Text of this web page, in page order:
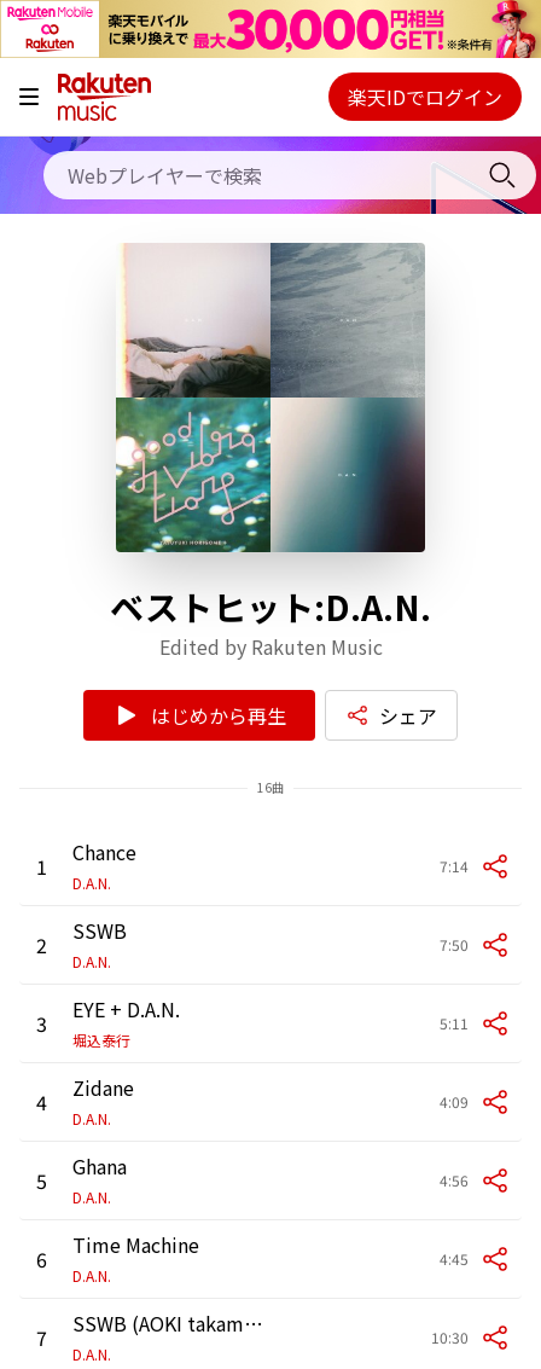
キャンペーン
料金プラン
使い方
Webプレイヤー
ご契約内容の確認・変更
楽天IDでログイン
ベストヒット:D.A.N.
Edited by Rakuten Music
はじめから再生 シェア
16曲
1 Chance
D.A.N.
7:14
2 SSWB
D.A.N.
7:50
3 EYE + D.A.N.
堀込泰行
5:11
4 Zidane
D.A.N.
4:09
5 Ghana
D.A.N.
4:56
6 Time Machine
D.A.N.
4:45
7 SSWB (AOKI takamasa Remix)
D.A.N.
10:30